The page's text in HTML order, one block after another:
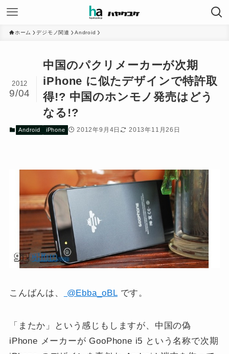
ホーム デジモノ関連 Android
中国のパクリメーカーが次期
iPhone に似たデザインで特許取
得!? 中国のホンモノ発売はどう
なる!?
2012
9/04
Android iPhone 2012年9月4日 2013年11月26日
こんばんは、 @Ebba_oBLです。
「またか」という感じもしますが、中国の偽
iPhone メーカーが GooPhone i5 という名称で次期